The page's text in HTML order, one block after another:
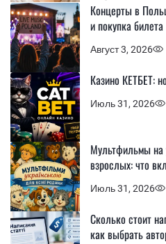
Август 3, 2026
Концерты в
и покупка билета
Июль 31, 2026
Казино КЕТБЕТ:
Июль 31, 2026
Мультфильмы на
взрослых: что
Сколько стоит
как выбрать